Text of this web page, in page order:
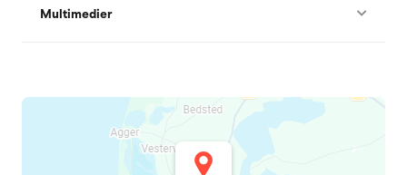
Multimedier